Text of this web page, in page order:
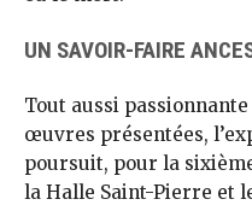
UN SAVOIR-FAIRE
Tout aussi
œuvres présentées,
poursuit, pour la
la Halle Saint-Pierre et